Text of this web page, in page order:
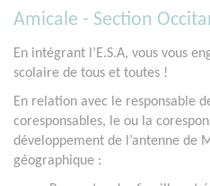
Amicale - Section
En intégrant l’E.S.A, vous vous
scolaire de tous et toutes !
En relation avec le responsable
coresponsables, le ou la
développement de l’antenne de
géographique :